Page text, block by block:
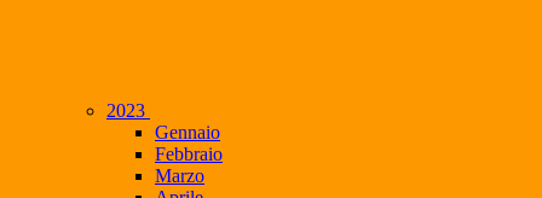
2023
Gennaio
Febbraio
Marzo